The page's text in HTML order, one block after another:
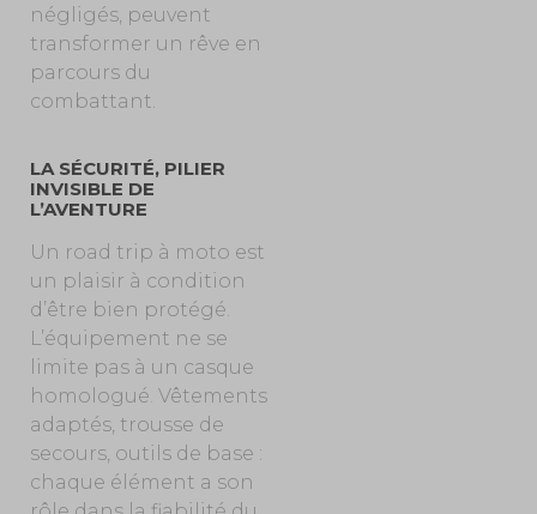
négligés, peuvent
transformer un rêve en
parcours du
combattant.
LA SÉCURITÉ, PILIER
INVISIBLE DE
L’AVENTURE
Un road trip à moto est
un plaisir à condition
d’être bien protégé.
L’équipement ne se
limite pas à un casque
homologué. Vêtements
adaptés, trousse de
secours, outils de base :
chaque élément a son